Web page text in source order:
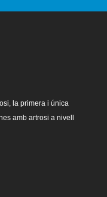
la primera i única
amb artrosi a nivell